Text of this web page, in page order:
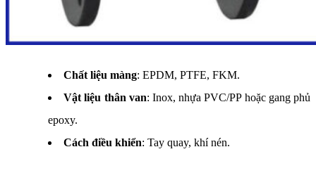
Chất liệu màng: EPDM, PTFE, FKM.
Vật liệu thân van: Inox, nhựa PVC/PP hoặc gang phủ
epoxy.
Cách điều khiển: Tay quay, khí nén.